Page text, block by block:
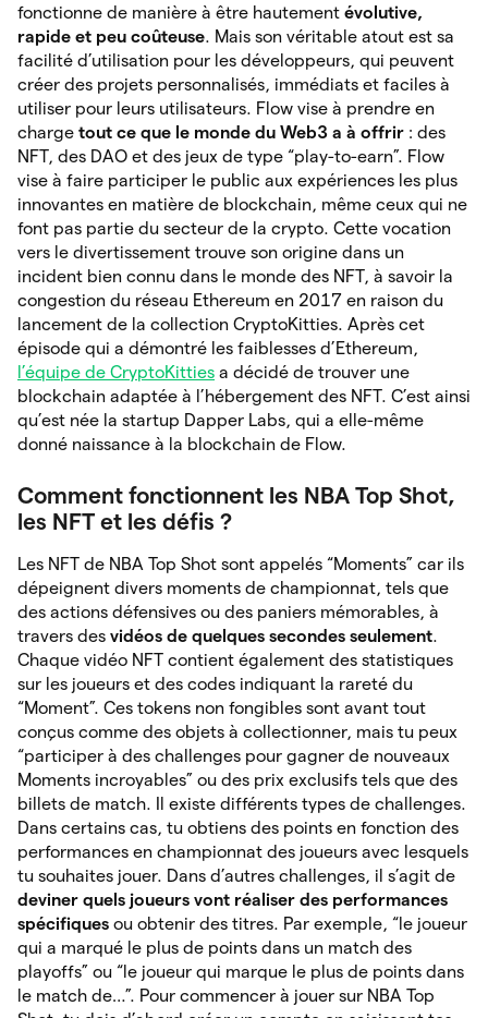
fonctionne de manière à être hautement évolutive,
rapide et peu coûteuse. Mais son véritable atout est sa
facilité d’utilisation pour les développeurs, qui peuvent
créer des projets personnalisés, immédiats et faciles à
utiliser pour leurs utilisateurs. Flow vise à prendre en
charge tout ce que le monde du Web3 a à offrir : des
NFT, des DAO et des jeux de type “play-to-earn”. Flow
vise à faire participer le public aux expériences les plus
innovantes en matière de blockchain, même ceux qui ne
font pas partie du secteur de la crypto. Cette vocation
vers le divertissement trouve son origine dans un
incident bien connu dans le monde des NFT, à savoir la
congestion du réseau Ethereum en 2017 en raison du
lancement de la collection CryptoKitties. Après cet
épisode qui a démontré les faiblesses d’Ethereum,
l’équipe de CryptoKitties a décidé de trouver une
blockchain adaptée à l’hébergement des NFT. C’est ainsi
qu’est née la startup Dapper Labs, qui a elle-même
donné naissance à la blockchain de Flow.
Comment fonctionnent les NBA Top Shot,
les NFT et les défis ?
Les NFT de NBA Top Shot sont appelés “Moments” car ils
dépeignent divers moments de championnat, tels que
des actions défensives ou des paniers mémorables, à
travers des vidéos de quelques secondes seulement.
Chaque vidéo NFT contient également des statistiques
sur les joueurs et des codes indiquant la rareté du
“Moment”. Ces tokens non fongibles sont avant tout
conçus comme des objets à collectionner, mais tu peux
“participer à des challenges pour gagner de nouveaux
Moments incroyables” ou des prix exclusifs tels que des
billets de match. Il existe différents types de challenges.
Dans certains cas, tu obtiens des points en fonction des
performances en championnat des joueurs avec lesquels
tu souhaites jouer. Dans d’autres challenges, il s’agit de
deviner quels joueurs vont réaliser des performances
spécifiques ou obtenir des titres. Par exemple, “le joueur
qui a marqué le plus de points dans un match des
playoffs” ou “le joueur qui marque le plus de points dans
le match de…”. Pour commencer à jouer sur NBA Top